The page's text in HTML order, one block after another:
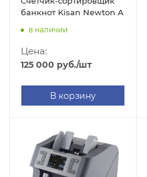
банкнот Kisan Newton A
в наличии
Цена:
125 000 руб./шт
В корзину